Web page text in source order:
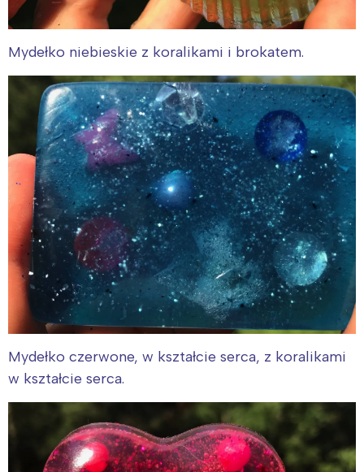
Mydełko niebieskie z koralikami i brokatem.
Mydełko czerwone, w kształcie serca, z koralikami
w kształcie serca.
Interesują mnie wydarzenia z
tego regionu:
Warszawa
Śląsk